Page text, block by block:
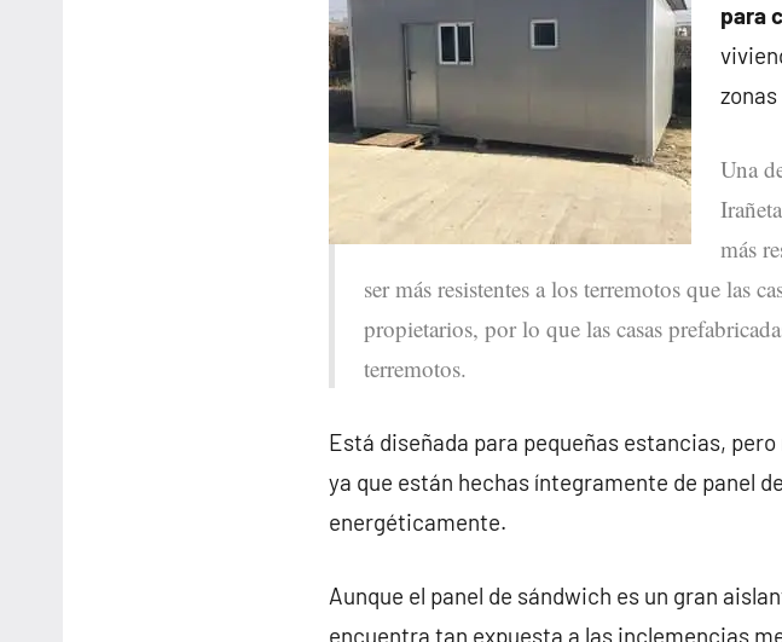
para
Una
más
ser más resistentes a los terremotos que las
propietarios, por lo que las casas
terremotos.
Está diseñada para pequeñas estancias,
ya que están hechas íntegramente de panel
energéticamente.
Aunque el panel de sándwich es un gran
encuentra tan expuesta a las inclemencias